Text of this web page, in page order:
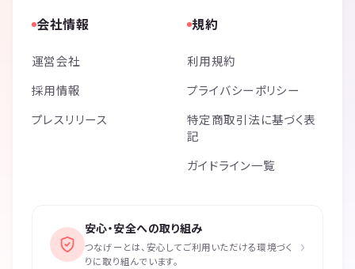
会社情報
運営会社
採用情報
プレスリリース
規約
利用規約
プライバシーポリシー
特定商取引法に基づく表
記
ガイドライン一覧
安心・安全への取り組み
つなげーとは、安心してご利用いただける環境づく
りに取り組んでいます。
›